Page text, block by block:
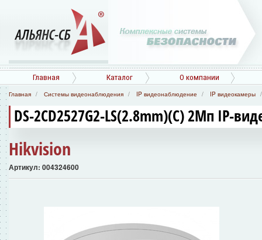
Главная Каталог О компании
Главная Системы видеонаблюдения IP видеонаблюдение IP видеокамеры
DS-2CD2527G2-LS(2.8mm)(C) 2Мп IP-
Hikvision
Артикул: 004324600